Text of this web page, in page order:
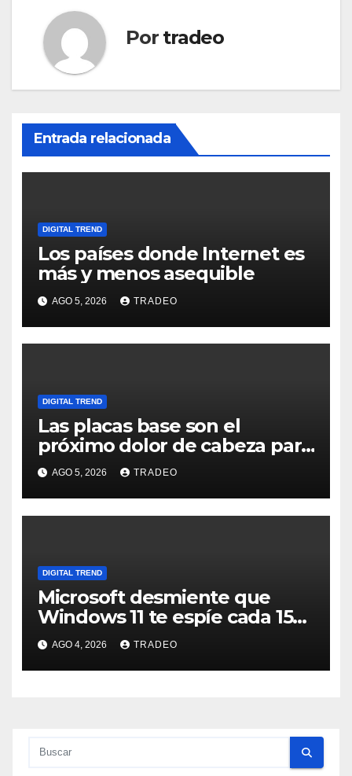
Por tradeo
Entrada relacionada
DIGITAL TREND
Los países donde Internet es
más y menos asequible
AGO 5, 2026 TRADEO
DIGITAL TREND
Las placas base son el
próximo dolor de cabeza para
los usuarios
AGO 5, 2026 TRADEO
DIGITAL TREND
Microsoft desmiente que
Windows 11 te espíe cada 15
minutos
AGO 4, 2026 TRADEO